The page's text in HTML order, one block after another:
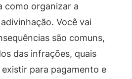
como organizar a
Você vai
são comuns,
das infrações, quais
para pagamento e